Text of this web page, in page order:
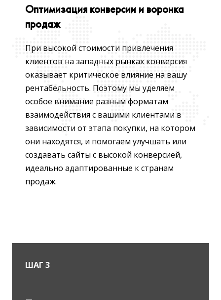
Оптимизация конверсии и воронка
продаж
При высокой стоимости привлечения
клиентов на западных рынках конверсия
оказывает критическое влияние на вашу
рентабельность. Поэтому мы уделяем
особое внимание разным форматам
взаимодействия с вашими клиентами в
зависимости от этапа покупки, на котором
они находятся, и помогаем улучшать или
создавать сайты с высокой конверсией,
идеально адаптированные к странам
продаж.
ШАГ 3